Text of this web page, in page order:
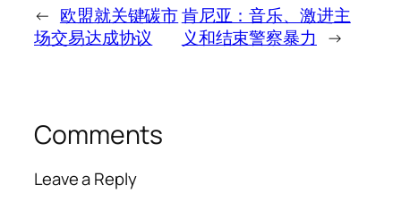
← 欧盟就关键碳市
场交易达成协议
肯尼亚：音乐、激进主
义和结束警察暴力 →
Comments
Leave a Reply